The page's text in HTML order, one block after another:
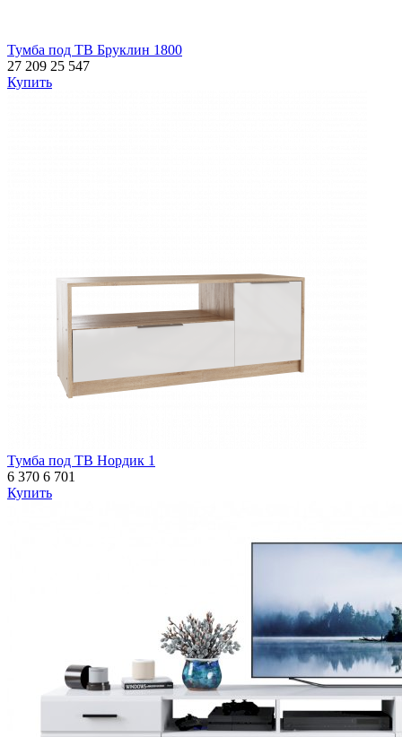
Тумба под ТВ Бруклин 1800
27 209 25 547
Купить
Тумба под ТВ Нордик 1
6 370 6 701
Купить